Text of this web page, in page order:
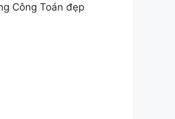
Công Toán đẹp